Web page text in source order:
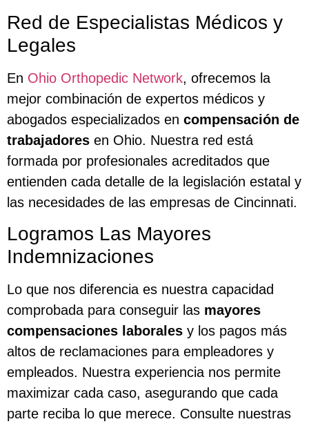
Red de Especialistas Médicos y
Legales
En Ohio Orthopedic Network, ofrecemos la
mejor combinación de expertos médicos y
abogados especializados en compensación de
trabajadores en Ohio. Nuestra red está
formada por profesionales acreditados que
entienden cada detalle de la legislación estatal y
las necesidades de las empresas de Cincinnati.
Logramos Las Mayores
Indemnizaciones
Lo que nos diferencia es nuestra capacidad
comprobada para conseguir las mayores
compensaciones laborales y los pagos más
altos de reclamaciones para empleadores y
empleados. Nuestra experiencia nos permite
maximizar cada caso, asegurando que cada
parte reciba lo que merece. Consulte nuestras